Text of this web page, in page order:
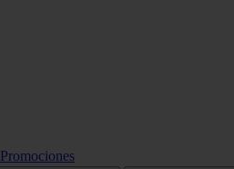
Promociones